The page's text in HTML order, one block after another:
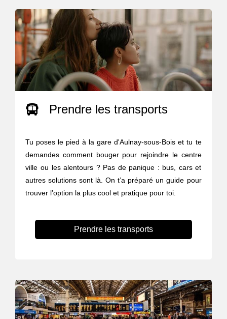
Prendre les transports
Tu poses le pied à la gare d'Aulnay-sous-Bois et tu te
demandes comment bouger pour rejoindre le centre
ville ou les alentours ? Pas de panique : bus, cars et
autres solutions sont là. On t’a préparé un guide pour
trouver l’option la plus cool et pratique pour toi.
Prendre les transports